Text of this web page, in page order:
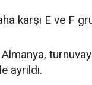
karşı E ve F
ayrıldı.